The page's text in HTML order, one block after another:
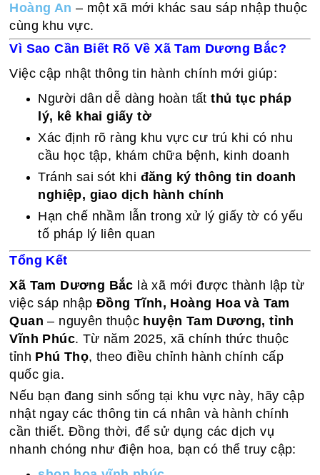
Hoàng An – một xã mới khác sau sáp nhập thuộc
cùng khu vực.
Vì Sao Cần Biết Rõ Về Xã Tam Dương Bắc?
Việc cập nhật thông tin hành chính mới giúp:
Người dân dễ dàng hoàn tấtthủ tục pháp
lý, kê khai giấy tờ
Xác định rõ ràng khu vực cư trú khi có nhu
cầu học tập, khám chữa bệnh, kinh doanh
Tránh sai sót khi đăng ký thông tin doanh
nghiệp, giao dịch hành chính
Hạn chế nhầm lẫn trong xử lý giấy tờ có yếu
tố pháp lý liên quan
Tổng Kết
Xã Tam Dương Bắc là xã mới được thành lập từ
việc sáp nhậpĐồng Tĩnh, Hoàng Hoa và Tam
Quan – nguyên thuộc huyện Tam Dương, tỉnh
Vĩnh Phúc. Từ năm 2025, xã chính thức thuộc
tỉnh Phú Thọ, theo điều chỉnh hành chính cấp
quốc gia.
Nếu bạn đang sinh sống tại khu vực này, hãy cập
nhật ngay các thông tin cá nhân và hành chính
cần thiết. Đồng thời, để sử dụng các dịch vụ
nhanh chóng như điện hoa, bạn có thể truy cập: